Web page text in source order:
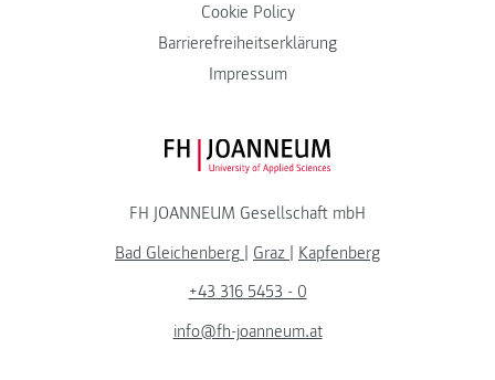
Cookie Policy
Barrierefreiheitserklärung
Impressum
FH JOANNEUM Logo
FH JOANNEUM Gesellschaft mbH
Bad Gleichenberg | Graz | Kapfenberg
+43 316 5453 - 0
info@fh-joanneum.at